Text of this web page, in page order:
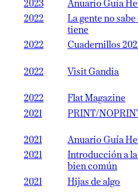
2023
Anuario Guía
2022
La gente no
tiene
2022 Cuadernillos
2022
Visit Gandia
2022
Flat Magazine
2021
PRINT/
2021
Anuario Guía
2021
Introducción a
bien común
2021 Hijas de algo